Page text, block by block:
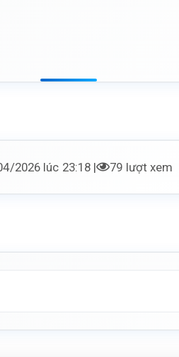
2026 lúc 23:18 | 79 lượt xem